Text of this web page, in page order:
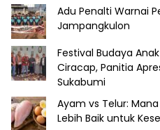
Adu Penalti Warnai
Jampangkulon
Festival Budaya
Ciracap, Panitia
Sukabumi
Ayam vs Telur:
Lebih Baik untuk